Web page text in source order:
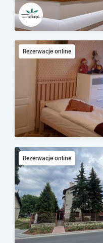
c
u
t
o
r
a
n
g
i
g
d
a
t
e
s
.
Rezerwacje online
Rezerwacje online